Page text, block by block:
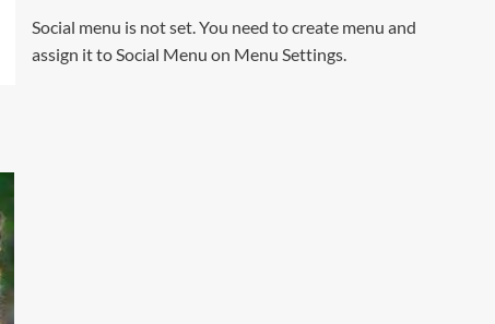
Social menu is not set. You need to create menu and
assign it to Social Menu on Menu Settings.